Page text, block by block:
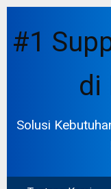
#1
di
Solusi